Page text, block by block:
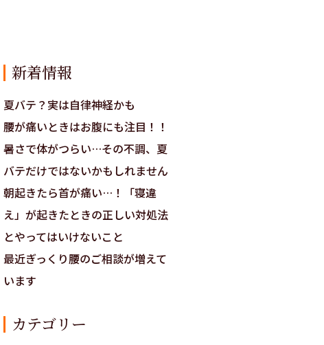
新着情報
夏バテ？実は自律神経かも
腰が痛いときはお腹にも注目！！
暑さで体がつらい…その不調、夏
バテだけではないかもしれません
朝起きたら首が痛い…！「寝違
え」が起きたときの正しい対処法
とやってはいけないこと
最近ぎっくり腰のご相談が増えて
います
カテゴリー